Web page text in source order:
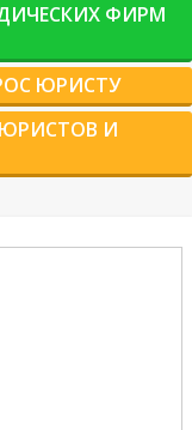
ФИРМ
ЮРИСТУ
И